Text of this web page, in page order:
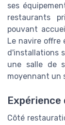
ses
restaurants
pouvant
Le navire offre
d'installations
une salle de
moyennant un
Expérience
Côté